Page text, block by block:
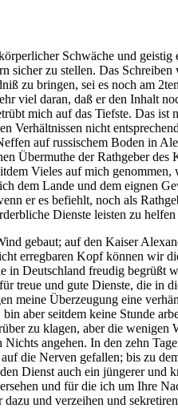
Schwäche und
sicher zu stellen. Das
zu bringen, sei es noch am
viel daran, daß er den Inhalt
mich auf das Tiefste. Das
Verhältnissen nicht
auf russischem Boden in
Übermuthe der Rathgeber
Vieles auf mich
dem Lande und dem eignen
er es befiehlt, noch als
Dienste leisten zu
gebaut; auf den Kaiser
erregbaren Kopf können wir
in Deutschland freudig
treue und gute Dienste, die in
meine Überzeugung eine
aber seitdem keine Stunde
zu klagen, aber die
angehen. In den zehn
die Nerven gefallen; bis zu
Dienst auch ein jüngerer
und für die ich um Ihre
und verzeihen und